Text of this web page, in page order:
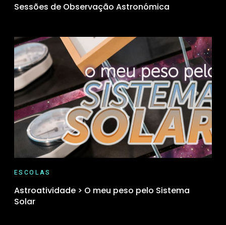
Sessões de Observação Astronómica
ESCOLAS
Astroatividade > O meu peso pelo Sistema
Solar